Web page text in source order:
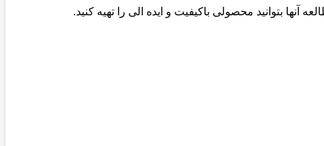
آنها بتوانید محصولی باکیفیت و ایده الی را تهیه کنید.